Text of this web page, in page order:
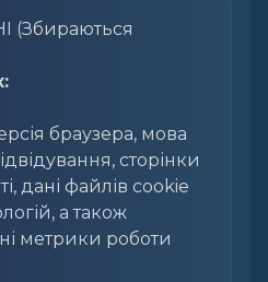
(Збираються
браузера, мова
сторінки
дані файлів cookie
а також
метрики роботи